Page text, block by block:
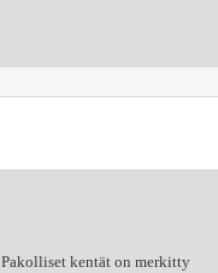
Pakolliset kentät on merkitty